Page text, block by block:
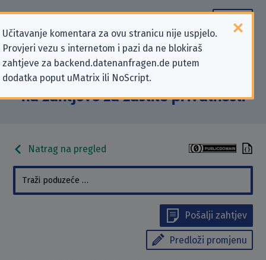
Učitavanje komentara za ovu stranicu nije uspjelo.
Provjeri vezu s internetom i pazi da ne blokiraš
zahtjeve za backend.datenanfragen.de putem
dodatka poput uMatrix ili NoScript.
Podaci kontakta „AFFIRM
Entertainment, Inc.” koji se odnose
na zahtjeve za zaštitu privatnosti
Natrag na pregled
Pošalji zahtjev
Predloži promjenu